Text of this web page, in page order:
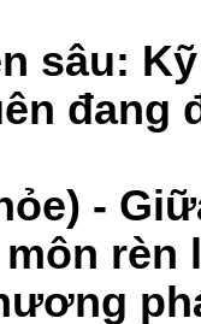
sâu:
-